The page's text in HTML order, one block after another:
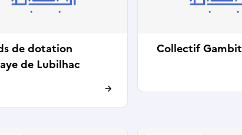
de dotation
de Lubilhac
Collectif Gambit